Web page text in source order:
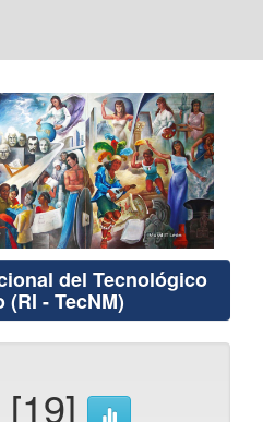
del Tecnológico
- TecNM)